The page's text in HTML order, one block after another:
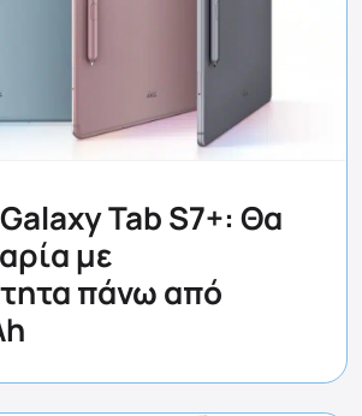
Tab S7+: Θα
με
πάνω από